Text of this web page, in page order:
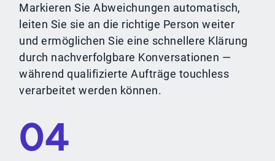
Markieren Sie Abweichungen automatisch,
leiten Sie sie an die richtige Person weiter
und ermöglichen Sie eine schnellere Klärung
durch nachverfolgbare Konversationen —
während qualifizierte Aufträge touchless
verarbeitet werden können.
04